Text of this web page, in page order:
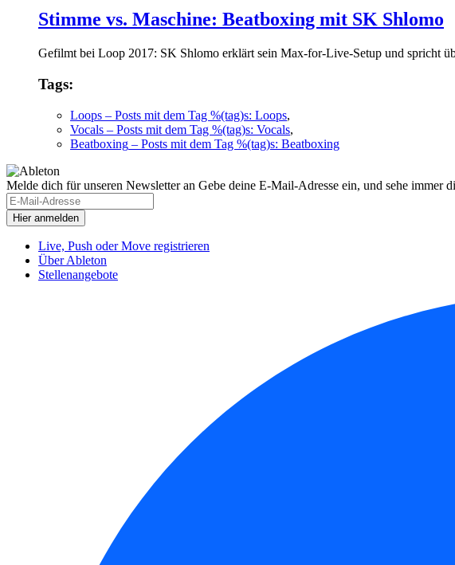
Stimme vs. Maschine: Beatboxing mit SK Shlomo
Gefilmt bei Loop 2017: SK Shlomo erklärt sein Max-for-Live-Setup und spricht
Tags:
Loops – Posts mit dem Tag %(tag)s: Loops,
Vocals – Posts mit dem Tag %(tag)s: Vocals,
Beatboxing – Posts mit dem Tag %(tag)s: Beatboxing
Melde dich für unseren Newsletter an Gebe deine E-Mail-Adresse ein, und sehe immer
Live, Push oder Move registrieren
Über Ableton
Stellenangebote